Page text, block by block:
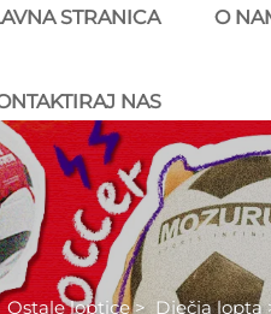
STRANICA O
NAS
Ostale loptice> Dječja lopta